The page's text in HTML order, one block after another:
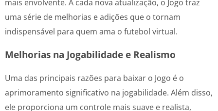
mais envolvente. A cada nova atualização, o Jogo traz
uma série de melhorias e adições que o tornam
indispensável para quem ama o futebol virtual.
Melhorias na Jogabilidade e Realismo
Uma das principais razões para baixar o Jogo é o
aprimoramento significativo na jogabilidade. Além disso,
ele proporciona um controle mais suave e realista,